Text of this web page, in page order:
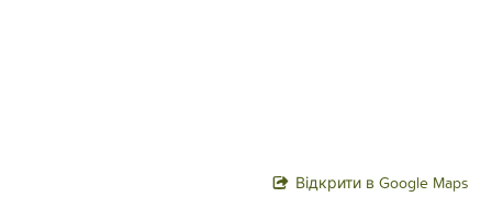
Відкрити в Google Maps